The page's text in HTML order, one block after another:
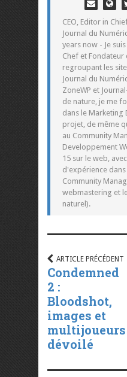
CEO, Editor in
Journal du
years now - Je
Chef et Fondateur
regroupant les
Journal du
ZoneWP et
de nature, je me
dans le Marketing
projet, de même
au Community
Developpement
15 sur le web,
d'expérience
Community
webmastering et
naturel).
ARTICLE PRÉCÉDENT
Condemned
2 :
Bloodshot,
images et
multijoueurs
dévoilé